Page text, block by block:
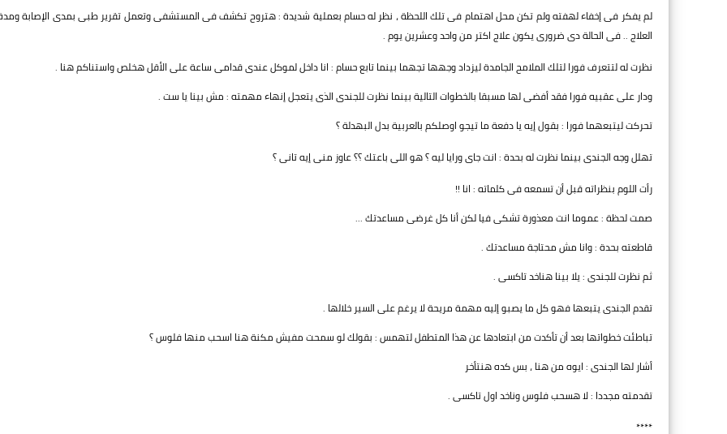
لم يفكر فى إخفاء لهفته ولم تكن محل اهتمام فى تلك اللحظة ، نظر له حسام بعملية شديدة : هتروح تكشف فى المستشفى وتعمل تقرير طبى بمدى الإصابة
العلاج .. فى الحالة دى ضرورى يكون علاج اكتر من واحد وعشرين يوم .
نظرت له لتتعرف فورا لتلك الملامح الجامدة ليزداد وجهها تجهما بينما تابع حسام : انا داخل لموكل عندى قدامى ساعة على الأقل هخلص واستناكم هنا .
ودار على عقبيه فورا فقد أفضى لها مسبقا بالخطوات التالية بينما نظرت للجندى الذى يتعجل إنهاء مهمته : مش بينا يا ست .
تحركت ليتبعهما فورا : بقول إيه يا دفعة ما تيجو اوصلكم بالعربية بدل البهدلة ؟
تهلل وجه الجندى بينما نظرت له بحدة : انت جاى ورايا ليه ؟ هو اللى باعتك ؟؟ عاوز منى إيه تانى ؟
رأت اللوم بنظراته قبل أن تسمعه فى كلماته : انا !!
صمت لحظة : عموما انت معذورة تشكى فيا لكن أنا كل غرضى مساعدتك ...
قاطعته بحدة : وانا مش محتاجة مساعدتك .
ثم نظرت للجندى : يلا بينا هناخد تاكسى .
تقدم الجندى يتبعها فهو كل ما يصبو إليه مهمة مريحة لا يرغم على السير خلالها .
تباطئت خطواتها بعد أن تأكدت من ابتعادها عن هذا المتطفل لتهمس : بقولك لو سمحت مفيش مكنة هنا اسحب منها فلوس ؟
أشار لها الجندى : ايوه من هنا ، بس كده هنتأخر
تقدمته مجددا : لا هسحب فلوس وناخد اول تاكسى .
****